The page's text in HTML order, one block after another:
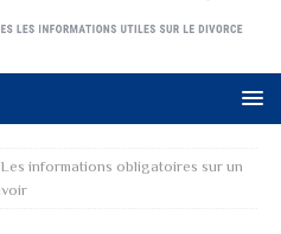
Les informations obligatoires sur un